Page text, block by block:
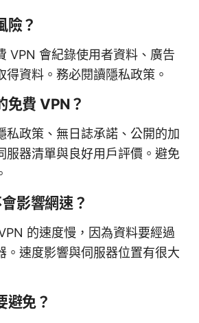
險？
VPN 會紀錄使用者資料、廣告
得資料。務必閱讀隱私政策。
免費 VPN？
私政策、無日誌承諾、公開的加
服器清單與良好用戶評價。避免
影響網速？
的速度慢，因為資料要經過
。速度影響與伺服器位置有很大
避免？